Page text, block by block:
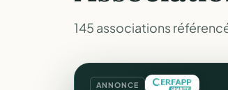
145 associations
ANNONCE